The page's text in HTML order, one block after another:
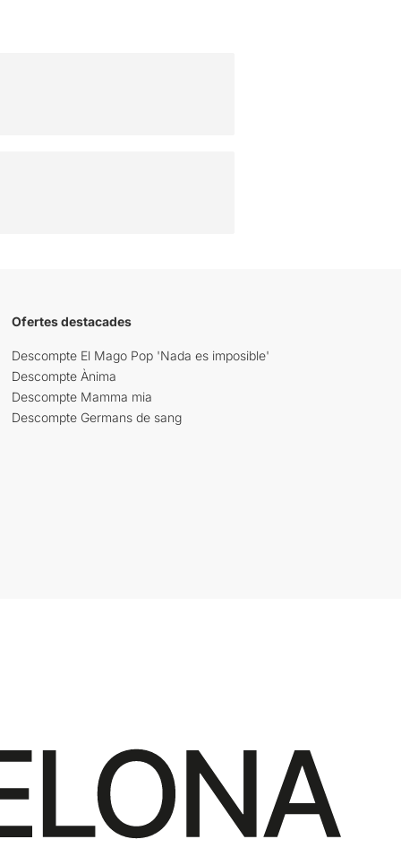
Ofertes destacades
Descompte El Mago Pop 'Nada es imposible'
Descompte Ànima
Descompte Mamma mia
Descompte Germans de sang